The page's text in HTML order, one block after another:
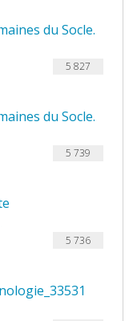
du Socle.
5 827
du Socle.
5 739
5 736